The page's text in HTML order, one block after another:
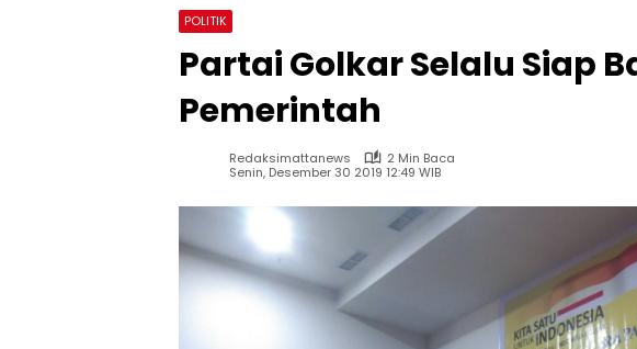
POLITIK
Partai Golkar Selalu Siap
Pemerintah
Redaksimattanews
2 Min Baca
Senin, Desember 30 2019 12:49 WIB